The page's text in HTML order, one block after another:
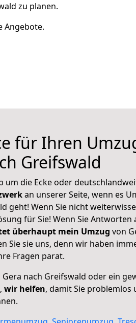
zu planen.
Angebote.
für Ihren
Greifswald
um die Ecke oder
an unserer Seite, wenn es
geht! Wenn Sie nicht
für Sie! Wenn Sie Antworten
überhaupt mein Umzug von
Sie sie uns, denn wir haben
Fragen parat.
Gera nach Greifswald oder ein
wir helfen, damit Sie problemlos